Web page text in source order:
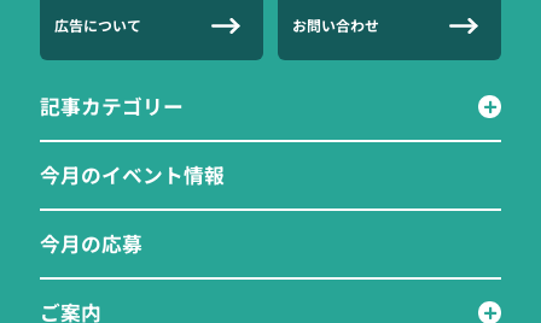
広告について お問い合わせ
記事カテゴリー
今月のイベント情報
今月の応募
ご案内